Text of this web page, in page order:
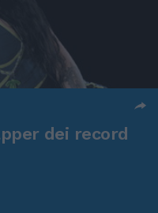
dei record